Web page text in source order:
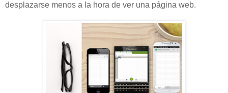
desplazarse menos a la hora de ver una página web.